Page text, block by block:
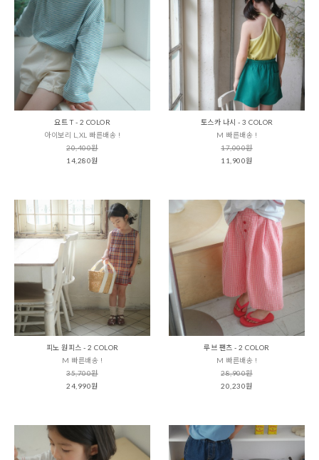
요트 T - 2 COLOR
아이보리 L,XL 빠른배송 !
20,400원
14,280원
토스카 나시 - 3 COLOR
M 빠른배송 !
17,000원
11,900원
피노 원피스 - 2 COLOR
M 빠른배송 !
35,700원
24,990원
루브 팬츠 - 2 COLOR
M 빠른배송 !
28,900원
20,230원